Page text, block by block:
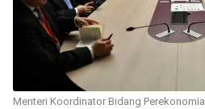
Menteri Koordinator Bidang